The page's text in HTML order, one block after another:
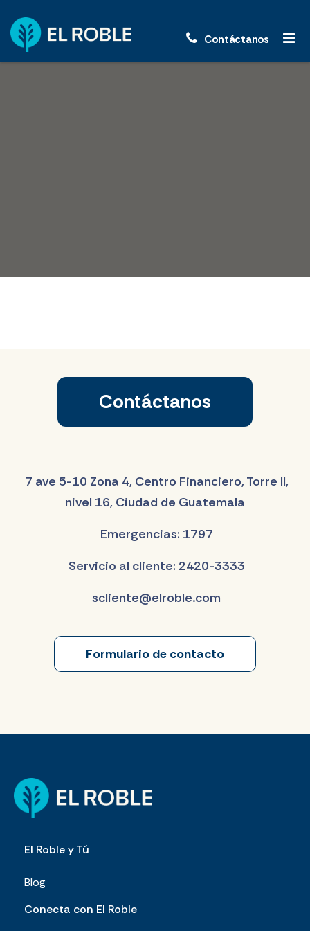
Contáctanos
Contáctanos
7 ave 5-10 Zona 4, Centro Financiero, Torre II,
nivel 16, Ciudad de Guatemala
Emergencias: 1797
Servicio al cliente: 2420-3333
scliente@elroble.com
Formulario de contacto
El Roble y Tú
Blog
Conecta con El Roble